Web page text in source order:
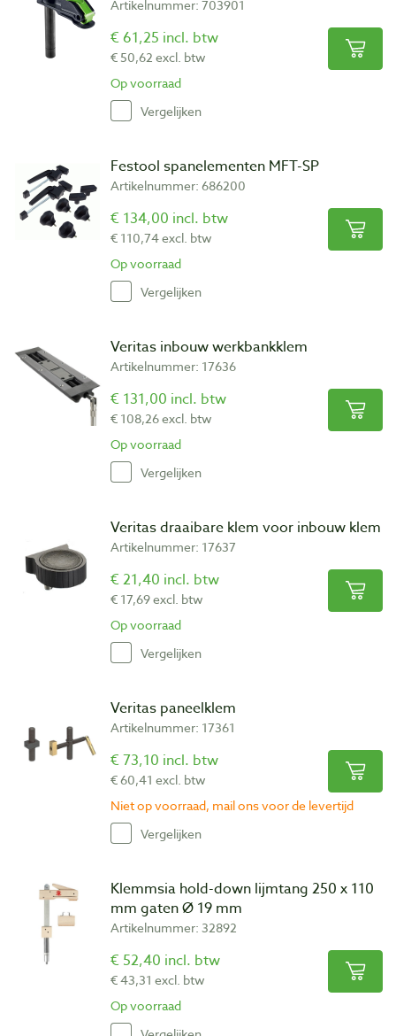
Artikelnummer: 703901
€ 61,25 incl. btw
€ 50,62 excl. btw
Op voorraad
Vergelijken
Festool spanelementen MFT-SP
Artikelnummer: 686200
€ 134,00 incl. btw
€ 110,74 excl. btw
Op voorraad
Vergelijken
Veritas inbouw werkbankklem
Artikelnummer: 17636
€ 131,00 incl. btw
€ 108,26 excl. btw
Op voorraad
Vergelijken
Veritas draaibare klem voor inbouw klem
Artikelnummer: 17637
€ 21,40 incl. btw
€ 17,69 excl. btw
Op voorraad
Vergelijken
Veritas paneelklem
Artikelnummer: 17361
€ 73,10 incl. btw
€ 60,41 excl. btw
Niet op voorraad, mail ons voor de levertijd
Vergelijken
Klemmsia hold-down lijmtang 250 x 110
mm gaten Ø 19 mm
Artikelnummer: 32892
€ 52,40 incl. btw
€ 43,31 excl. btw
Op voorraad